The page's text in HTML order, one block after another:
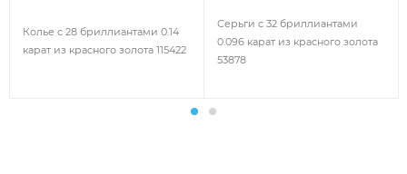
Колье с 28 бриллиантами 0.14
карат из красного золота 115422
Серьги с 32 бриллиантами
0.096 карат из красного золота
53878